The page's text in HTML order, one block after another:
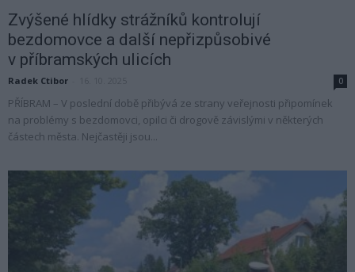
Zvýšené hlídky strážníků kontrolují
bezdomovce a další nepřizpůsobivé
v příbramských ulicích
Radek Ctibor 0
PŘÍBRAM – V poslední době přibývá ze strany veřejnosti připomínek
na problémy s bezdomovci, opilci či drogově závislými v některých
částech města. Nejčastěji jsou...